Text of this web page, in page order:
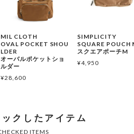
MIL CLOTH
OVAL POCKET SHOU
LDER
オーバルポケットショ
ルダー
¥28,600
SIMPLICITY
SQUARE POUCH
スクエアポーチM
¥4,950